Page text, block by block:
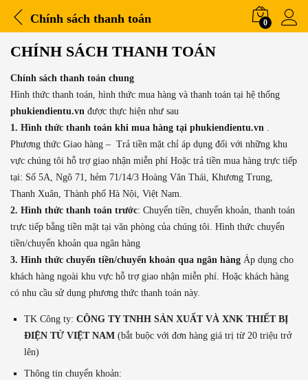
Chính sách thanh toán 0
CHÍNH SÁCH THANH TOÁN
Chính sách thanh toán chung
Hình thức thanh toán, hình thức mua hàng và thanh toán tại hệ thống
phukiendientu.vn được thực hiện như sau
1. Hình thức thanh toán khi mua hàng tại phukiendientu.vn .
Phương thức Giao hàng – Trả tiền mặt chỉ áp dụng đối với những khu
vực chúng tôi hỗ trợ giao nhận miễn phí Hoặc trả tiền mua hàng trực tiếp
tại: Số 5A, Ngõ 71, hẻm 71/14/3 Hoàng Văn Thái, Khương Trung,
Thanh Xuân, Thành phố Hà Nội, Việt Nam.
2. Hình thức thanh toán trước: Chuyển tiền, chuyển khoản, thanh toán
trực tiếp bằng tiền mặt tại văn phòng của chúng tôi. Hình thức chuyển
tiền/chuyển khoản qua ngân hàng
3. Hình thức chuyển tiền/chuyển khoản qua ngân hàng Áp dụng cho
khách hàng ngoài khu vực hỗ trợ giao nhận miễn phí. Hoặc khách hàng
có nhu cầu sử dụng phương thức thanh toán này.
TK Công ty: CÔNG TY TNHH SẢN XUẤT VÀ XNK THIẾT BỊ
ĐIỆN TỬ VIỆT NAM (bắt buộc với đơn hàng giá trị từ 20 triệu trở
lên)
Thông tin chuyển khoản: